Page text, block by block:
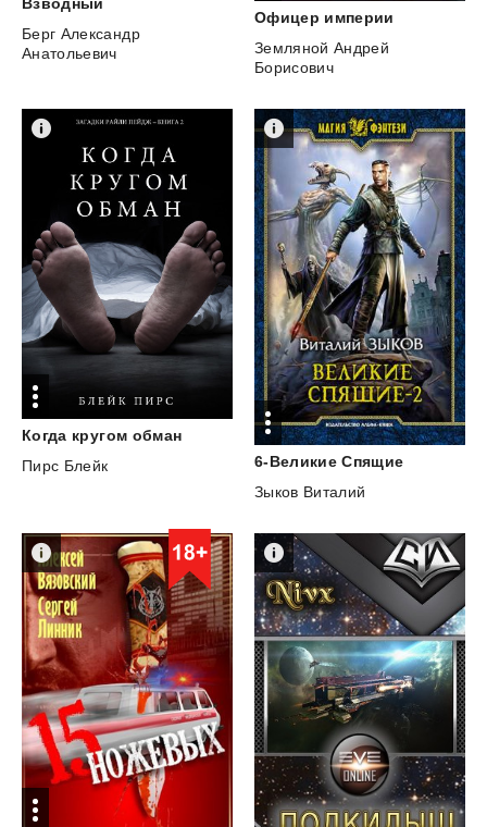
Берг Александр
Анатольевич
Офицер империи
Земляной Андрей
Борисович
Когда кругом обман
Пирс Блейк
6-Великие Спящие
Зыков Виталий